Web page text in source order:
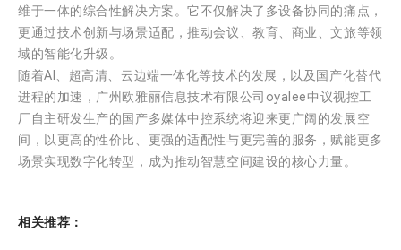
维于一体的综合性解决方案。它不仅解决了多设备协同的痛点，
更通过技术创新与场景适配，推动会议、教育、商业、文旅等领
域的智能化升级。
随着AI、超高清、云边端一体化等技术的发展，以及国产化替代
进程的加速，广州欧雅丽信息技术有限公司oyalee中议视控工
厂自主研发生产的国产多媒体中控系统将迎来更广阔的发展空
间，以更高的性价比、更强的适配性与更完善的服务，赋能更多
场景实现数字化转型，成为推动智慧空间建设的核心力量。
相关推荐：